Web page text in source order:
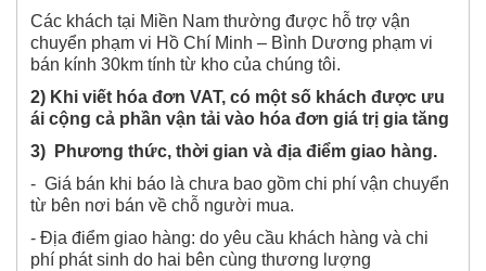
Các khách tại Miền Nam thường được hỗ trợ vận
chuyển phạm vi Hồ Chí Minh – Bình Dương phạm vi
bán kính 30km tính từ kho của chúng tôi.
2) Khi viết hóa đơn VAT, có một số khách được ưu
ái cộng cả phần vận tải vào hóa đơn giá trị gia tăng
3) Phương thức, thời gian và địa điểm giao hàng.
- Giá bán khi báo là chưa bao gồm chi phí vận chuyển
từ bên nơi bán về chỗ người mua.
- Địa điểm giao hàng: do yêu cầu khách hàng và chi
phí phát sinh do hai bên cùng thương lượng